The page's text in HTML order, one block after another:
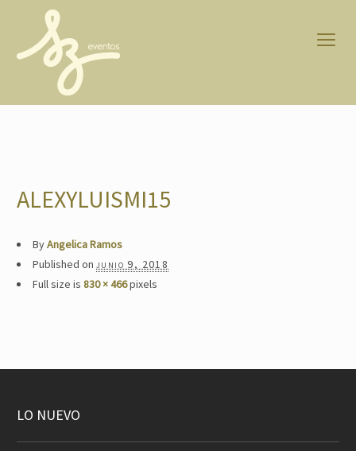
ALEXYLUISMI15
ByAngelica Ramos
Published on junio 9, 2018
Full size is 830 × 466pixels
LO NUEVO